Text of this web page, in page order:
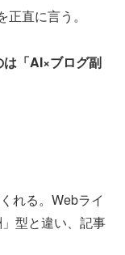
直に言う。
「AI×ブログ副
れる。Webライ
型と違い、記事